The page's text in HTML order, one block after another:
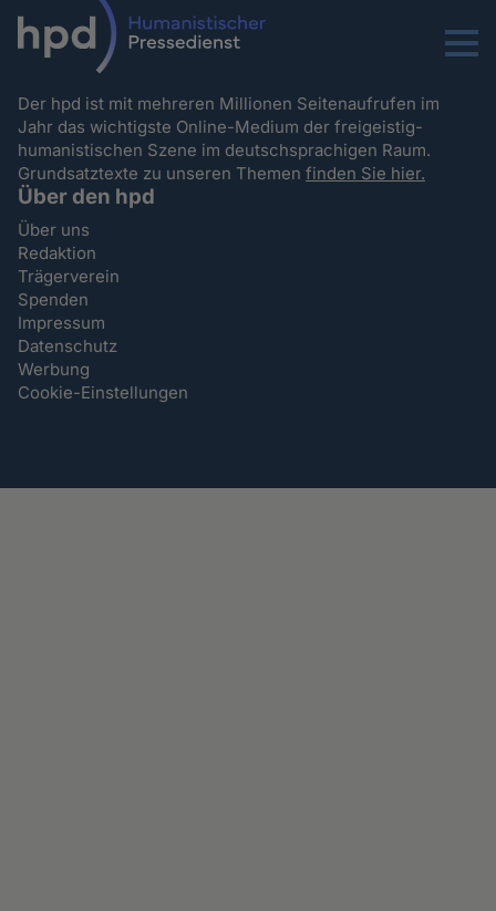
Menu
Der hpd ist mit mehreren Millionen Seitenaufrufen im
Jahr das wichtigste Online-Medium der freigeistig-
humanistischen Szene im deutschsprachigen Raum.
Grundsatztexte zu unseren Themenfinden Sie hier.
Über den hpd
Über uns
Redaktion
Trägerverein
Spenden
Impressum
Datenschutz
Werbung
Cookie-Einstellungen